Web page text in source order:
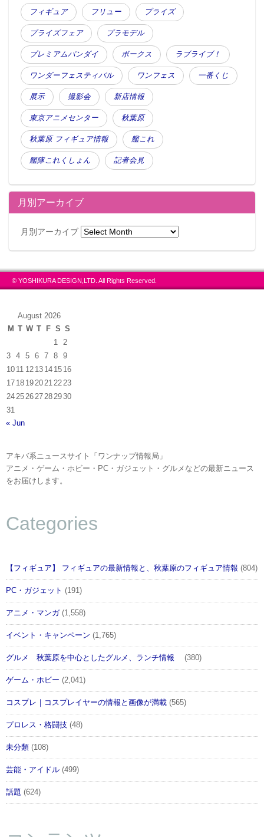
フィギュア フリュー プライズ
プライズフェア プラモデル
プレミアムバンダイ ボークス ラブライブ！
ワンダーフェスティバル ワンフェス 一番くじ
展示 撮影会 新店情報
東京アニメセンター 秋葉原
秋葉原 フィギュア情報 艦これ
艦隊これくしょん 記者会見
月別アーカイブ
月別アーカイブ
© YOSHIKURA DESIGN,LTD. All Rights Reserved.
August 2026
M T W T F S S
1
2
3
4 5 6 7 8
9
10 11 12 13 14 15 16
17 18 19 20 21 22 23
24 25 26 27 28 2930
31
« Jun
アキバ系ニュースサイト「ワンナップ情報局」
アニメ・ゲーム・ホビー・PC・ガジェット・グルメなどの最新ニュース
をお届けします。
Categories
【フィギュア】 フィギュアの最新情報と、秋葉原のフィギュア情報 (804)
PC・ガジェット (191)
アニメ・マンガ(1,558)
イベント・キャンペーン (1,765)
グルメ 秋葉原を中心としたグルメ、ランチ情報 (380)
ゲーム・ホビー (2,041)
コスプレ｜コスプレイヤーの情報と画像が満載 (565)
プロレス・格闘技 (48)
未分類 (108)
芸能・アイドル (499)
話題 (624)